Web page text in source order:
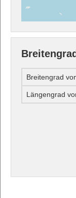
Breitengrad
Längengrad